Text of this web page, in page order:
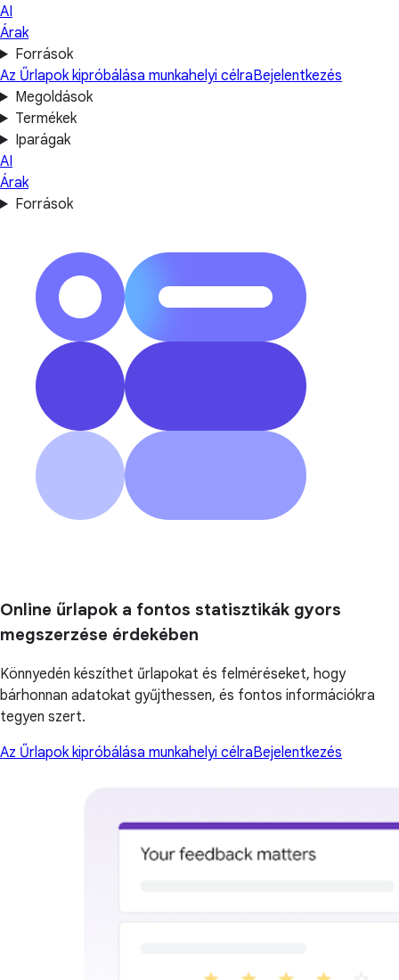
AI
Árak
Források
Az Űrlapok kipróbálása munkahelyi célraBejelentkezés
Megoldások
Termékek
Iparágak
AI
Árak
Források
Online űrlapok a fontos statisztikák gyors
megszerzése érdekében
Könnyedén készíthet űrlapokat és felméréseket, hogy
bárhonnan adatokat gyűjthessen, és fontos információkra
tegyen szert.
Az Űrlapok kipróbálása munkahelyi célraBejelentkezés